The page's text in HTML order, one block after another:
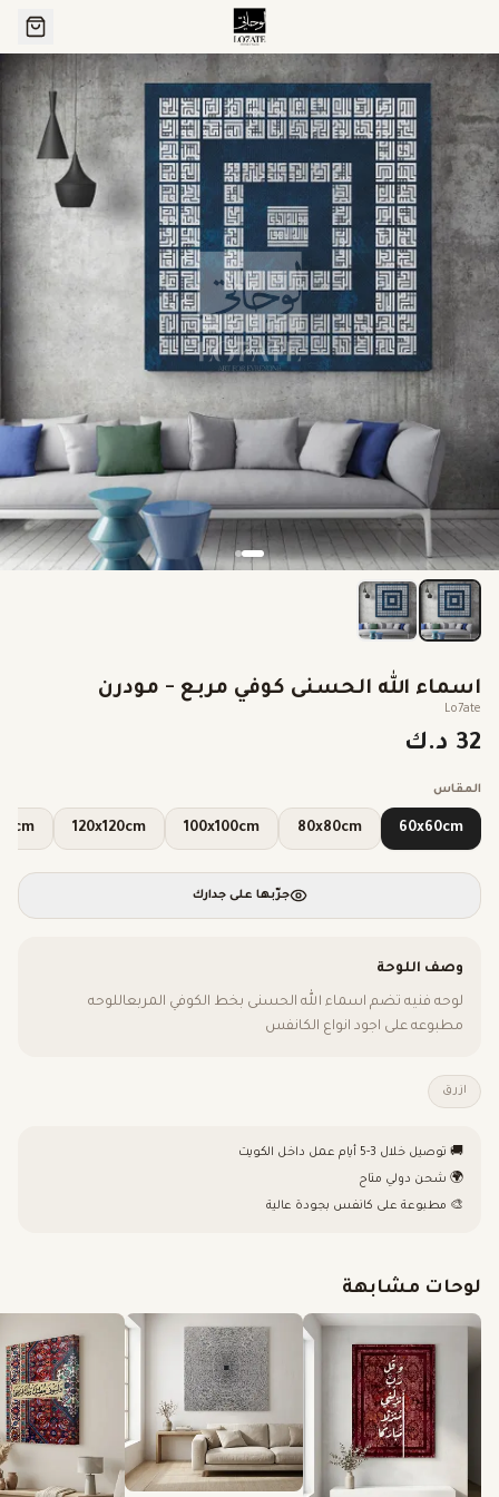
اسماء الله الحسنى كوفي مربع - مودرن
Lo7ate
32 د.ك
المقاس
60x60cm
80x80cm
100x100cm
120x120cm
جرّبها على جدارك
وصف اللوحة
لوحه فنيه تضم اسماء الله الحسنى بخط الكوفي المربعاللوحه
مطبوعه على اجود انواع الكانفس
ازرق
🚚 توصيل خلال 3-5 أيام عمل داخل الكويت
🌍 شحن دولي متاح
🎨 مطبوعة على كانفس بجودة عالية
لوحات مشابهة